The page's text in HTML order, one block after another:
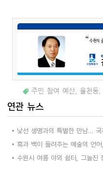
주민 참여 예산 율천동
연관 뉴스